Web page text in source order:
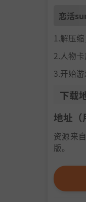
恋活
1.解压缩
2.人物
3.开始游
下载
地址（
资源来
版。